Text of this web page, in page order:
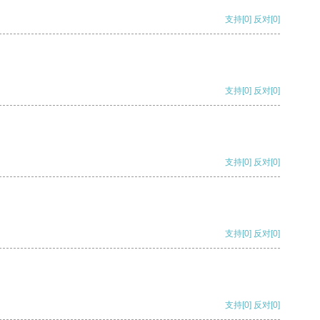
支持[0] 反对[0]
支持[0] 反对[0]
支持[0] 反对[0]
支持[0] 反对[0]
支持[0] 反对[0]